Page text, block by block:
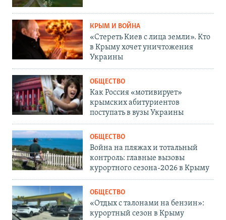
КРЫМ И ВОЙНА
«Стереть Киев с лица земли». Кто
в Крыму хочет уничтожения
Украины
ОБЩЕСТВО
Как Россия «мотивирует»
крымских абитуриентов
поступать в вузы Украины
ОБЩЕСТВО
Война на пляжах и тотальный
контроль: главные вызовы
курортного сезона-2026 в Крыму
ОБЩЕСТВО
«Отдых с талонами на бензин»:
курортный сезон в Крыму